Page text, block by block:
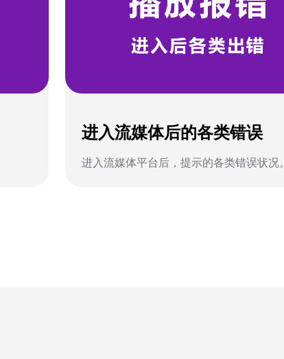
进入流媒体后的各类错误
进入流媒体平台后，提示的各类错误状况。